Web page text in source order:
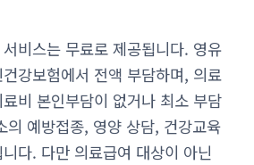
비스는 무료로 제공됩니다. 영유
강보험에서 전액 부담하며, 의료
비 본인부담이 없거나 최소 부담
의 예방접종, 영양 상담, 건강교육
다. 다만 의료급여 대상이 아닌